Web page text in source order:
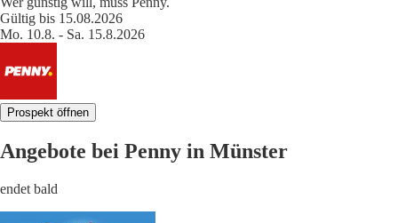
Gültig bis 15.08.2026
Mo. 10.8. - Sa. 15.8.2026
Prospekt öffnen
Angebote bei Penny in Münster
endet bald